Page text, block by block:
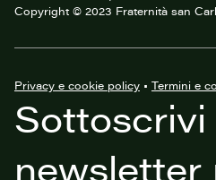
Copyright © 2023 Fraternità san
Privacy e cookie policy • Termini e
Sottoscrivi
newsletter